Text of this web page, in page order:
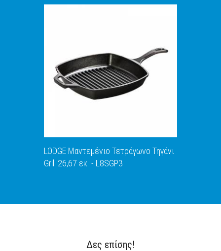
ΑΝΑΚΑΛΥΨΕ ΤΟ
LODGE Μαντεμένιο Τετράγωνο Τηγάνι
Grill 26,67 εκ. - L8SGP3
Δες επίσης!